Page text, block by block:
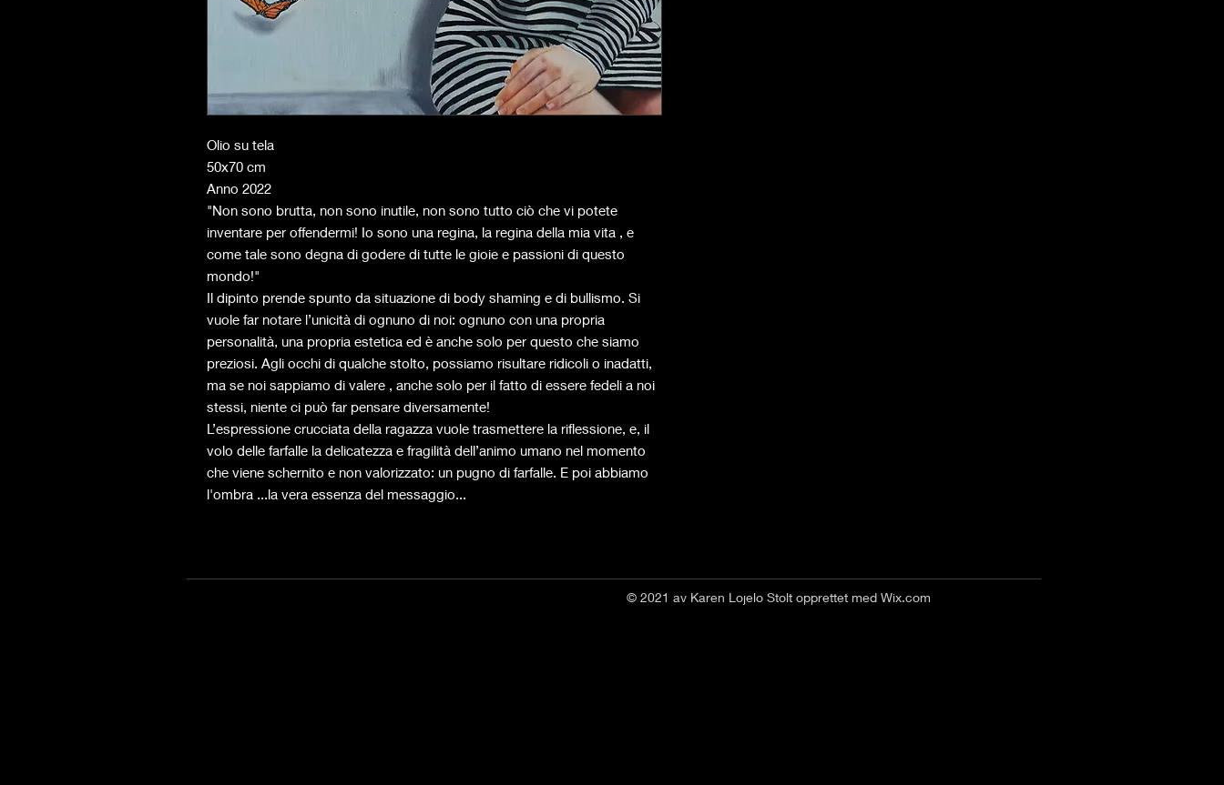
Olio su tela
50x70 cm
Anno 2022
"Non sono brutta, non sono inutile, non sono tutto ciò che vi potete
inventare per offendermi! Io sono una regina, la regina della mia vita , e
come tale sono degna di godere di tutte le gioie e passioni di questo
mondo!"
Il dipinto prende spunto da situazione di body shaming e di bullismo. Si
vuole far notare l’unicità di ognuno di noi: ognuno con una propria
personalità, una propria estetica ed è anche solo per questo che siamo
preziosi. Agli occhi di qualche stolto, possiamo risultare ridicoli o inadatti,
ma se noi sappiamo di valere , anche solo per il fatto di essere fedeli a noi
stessi, niente ci può far pensare diversamente!
L’espressione crucciata della ragazza vuole trasmettere la riflessione, e, il
volo delle farfalle la delicatezza e fragilità dell’animo umano nel momento
che viene schernito e non valorizzato: un pugno di farfalle. E poi abbiamo
l'ombra ...la vera essenza del messaggio...
© 2021 av Karen Lojelo Stolt opprettet med Wix.com